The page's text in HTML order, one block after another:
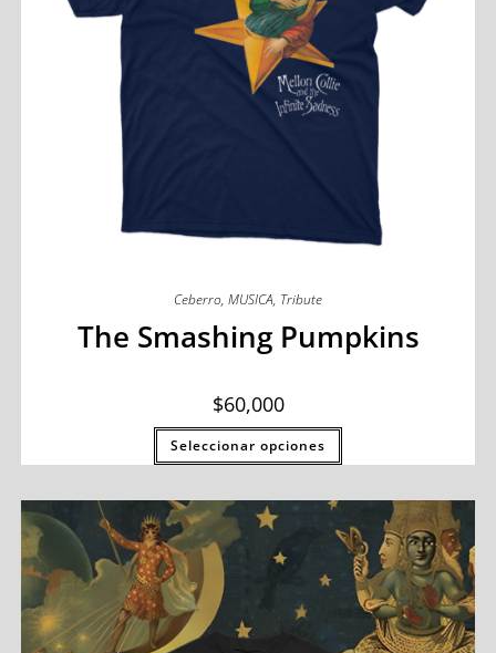
Ceberro, MUSICA, Tribute
The Smashing Pumpkins
$60,000
Seleccionar opciones